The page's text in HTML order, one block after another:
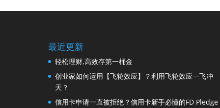
最近更新
轻松理财,高效存第一桶金
创业家如何运用【飞轮效应】？利用飞轮效应一飞冲
天？
信用卡申请一直被拒绝？信用卡新手必懂的FD Pledge